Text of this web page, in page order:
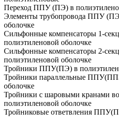
Переход ППУ (ПЭ) в
Элементы трубопровода ППУ
оболочке
Сильфонные компенсаторы 1-
полиэтиленовой оболочке
Сильфонные компенсаторы 2-
полиэтиленовой оболочке
Тройники ППУ(ПЭ) в
Тройники параллельные
оболочке
Тройники с шаровыми кранами
полиэтиленовой оболочке
Тройниковые ответвления